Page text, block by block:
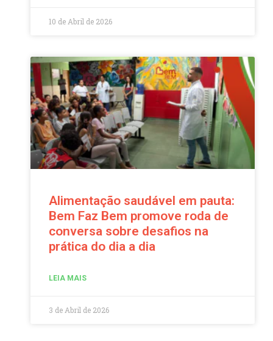
10 de Abril de 2026
Alimentação saudável em pauta:
Bem Faz Bem promove roda de
conversa sobre desafios na
prática do dia a dia
LEIA MAIS
3 de Abril de 2026